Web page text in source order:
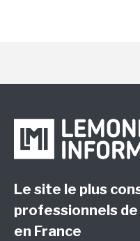
Le site le plus
professionnels de
en France